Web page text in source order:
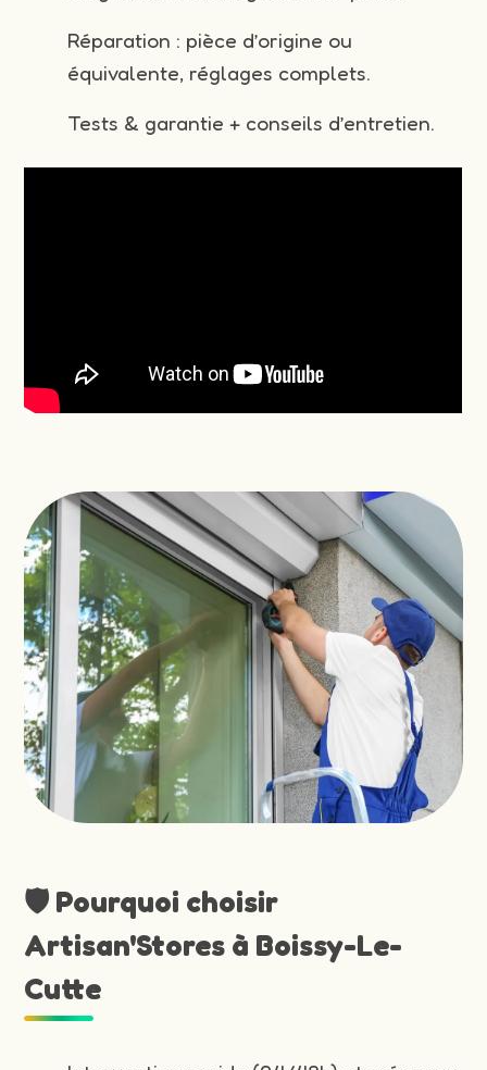
Réparation : pièce d’origine ou
équivalente, réglages complets.
Tests & garantie + conseils d’entretien.
🛡️ Pourquoi choisir
Artisan'Stores à Boissy-Le-
Cutte